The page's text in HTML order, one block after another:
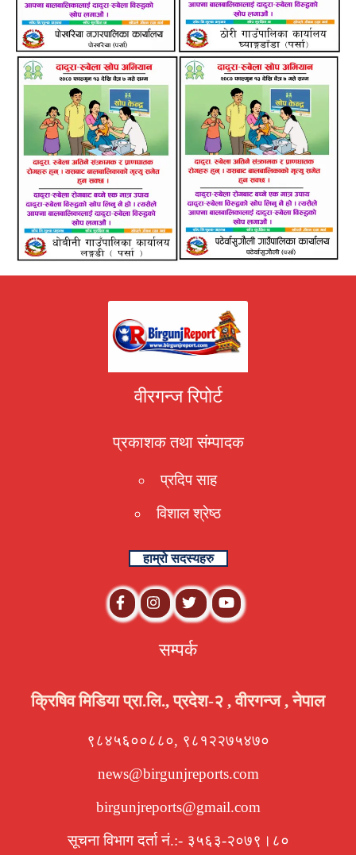
वीरगन्ज रिपोर्ट
प्रकाशक तथा संम्पादक
प्रदिप साह
विशाल श्रेष्ठ
हाम्रो सदस्यहरु
सम्पर्क
क्रिषिव मिडिया प्रा.लि., प्रदेश-२ , वीरगन्ज , नेपाल
९८४५६००८८०, ९८१२२७५४७०
news@birgunjreports.com
birgunjreports@gmail.com
सूचना विभाग दर्ता नं.:- ३५६३-२०७९।८०